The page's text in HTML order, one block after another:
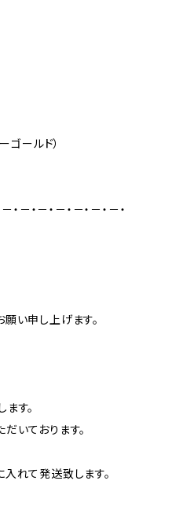
ゴールド）
・－・－・－・－・－・－・
い申し上げます。
す。
いております。
れて発送致します。